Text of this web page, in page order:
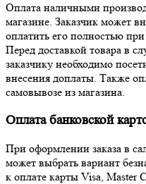
Оплата наличными
магазине. Заказчик может
оплатить его полностью
Перед доставкой товара в
заказчику необходимо
внесения доплаты. Также
самовывозе из магазина.
Оплата банковской
При оформлении заказа в
может выбрать вариант
к оплате карты Visa, Master